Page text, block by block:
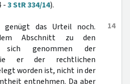
-3 StR 334/14).
14
genügt das Urteil noch.
Abschnitt zu den
sich genommen der
er der rechtlichen
worden ist, nicht in der
entnehmen. Da aber